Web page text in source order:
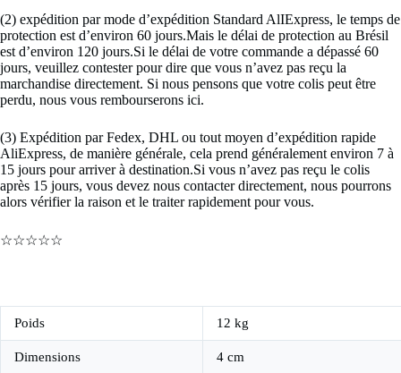
(2) expédition par mode d’expédition Standard AlIExpress, le temps de
protection est d’environ 60 jours.Mais le délai de protection au Brésil
est d’environ 120 jours.Si le délai de votre commande a dépassé 60
jours, veuillez contester pour dire que vous n’avez pas reçu la
marchandise directement. Si nous pensons que votre colis peut être
perdu, nous vous rembourserons ici.
(3) Expédition par Fedex, DHL ou tout moyen d’expédition rapide
AliExpress, de manière générale, cela prend généralement environ 7 à
15 jours pour arriver à destination.Si vous n’avez pas reçu le colis
après 15 jours, vous devez nous contacter directement, nous pourrons
alors vérifier la raison et le traiter rapidement pour vous.
☆☆☆☆☆
Poids 12 kg
Dimensions 4 cm